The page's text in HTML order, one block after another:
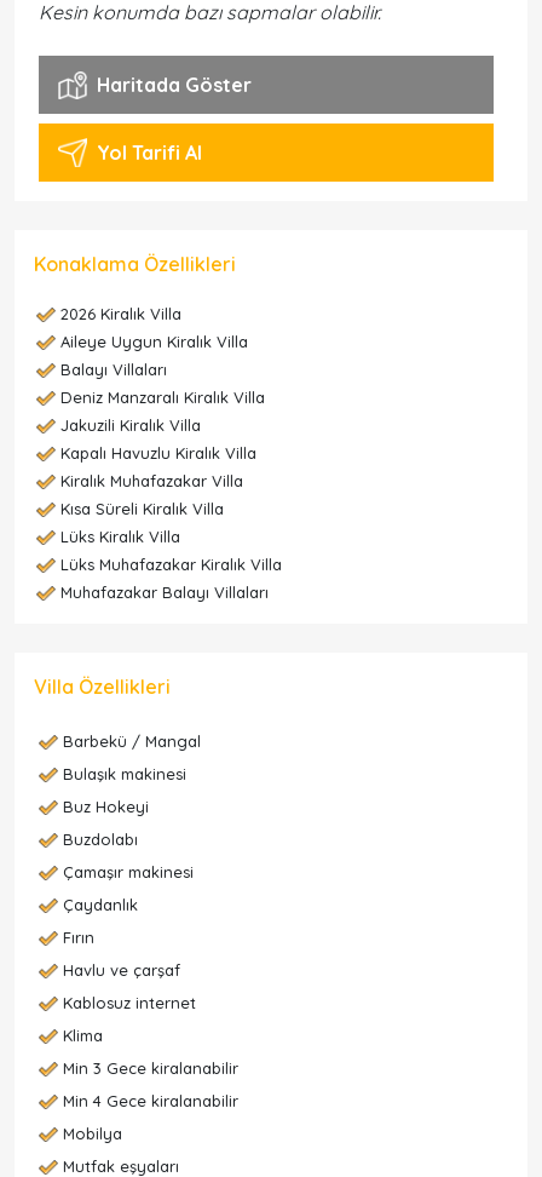
Kesin konumda bazı sapmalar olabilir.
Haritada Göster
Yol Tarifi Al
Konaklama Özellikleri
2026 Kiralık Villa
Aileye Uygun Kiralık Villa
Balayı Villaları
Deniz Manzaralı Kiralık Villa
Jakuzili Kiralık Villa
Kapalı Havuzlu Kiralık Villa
Kiralık Muhafazakar Villa
Kısa Süreli Kiralık Villa
Lüks Kiralık Villa
Lüks Muhafazakar Kiralık Villa
Muhafazakar Balayı Villaları
Villa Özellikleri
Barbekü / Mangal
Bulaşık makinesi
Buz Hokeyi
Buzdolabı
Çamaşır makinesi
Çaydanlık
Fırın
Havlu ve çarşaf
Kablosuz internet
Klima
Min 3 Gece kiralanabilir
Min 4 Gece kiralanabilir
Mobilya
Mutfak eşyaları